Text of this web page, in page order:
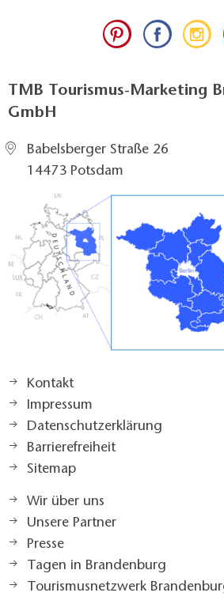
TMB Tourismus-Marketing
GmbH
Babelsberger Straße 26
14473 Potsdam
Kontakt
Impressum
Datenschutzerklärung
Barrierefreiheit
Sitemap
Wir über uns
Unsere Partner
Presse
Tagen in Brandenburg
Tourismusnetzwerk